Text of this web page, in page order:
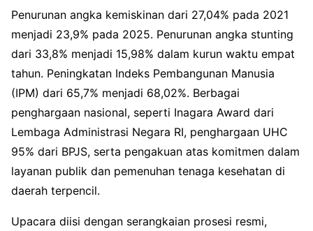
Penurunan angka kemiskinan dari 27,04% pada 2021
menjadi 23,9% pada 2025. Penurunan angka stunting
dari 33,8% menjadi 15,98% dalam kurun waktu empat
tahun. Peningkatan Indeks Pembangunan Manusia
(IPM) dari 65,7% menjadi 68,02%. Berbagai
penghargaan nasional, seperti Inagara Award dari
Lembaga Administrasi Negara RI, penghargaan UHC
95% dari BPJS, serta pengakuan atas komitmen dalam
layanan publik dan pemenuhan tenaga kesehatan di
daerah terpencil.
Upacara diisi dengan serangkaian prosesi resmi,